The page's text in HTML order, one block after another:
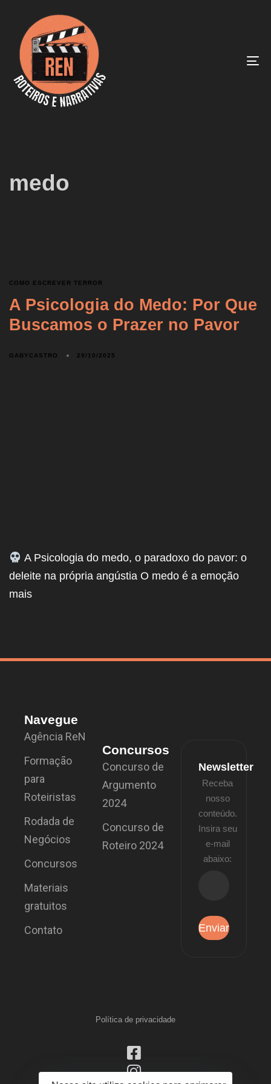
medo
COMO ESCREVER TERROR
A Psicologia do Medo: Por Que
Buscamos o Prazer no Pavor
GABYCASTRO 29/10/2025
A Psicologia do medo, o paradoxo do pavor: o
deleite na própria angústia O medo é a emoção
mais
Navegue
Agência ReN
Formação
para
Roteiristas
Rodada de
Negócios
Concursos
Materiais
gratuitos
Contato
Concursos
Concurso de
Argumento
2024
Concurso de
Roteiro 2024
Newsletter
Receba
nosso
conteúdo.
Insira seu
e-mail
abaixo:
Política de privacidade